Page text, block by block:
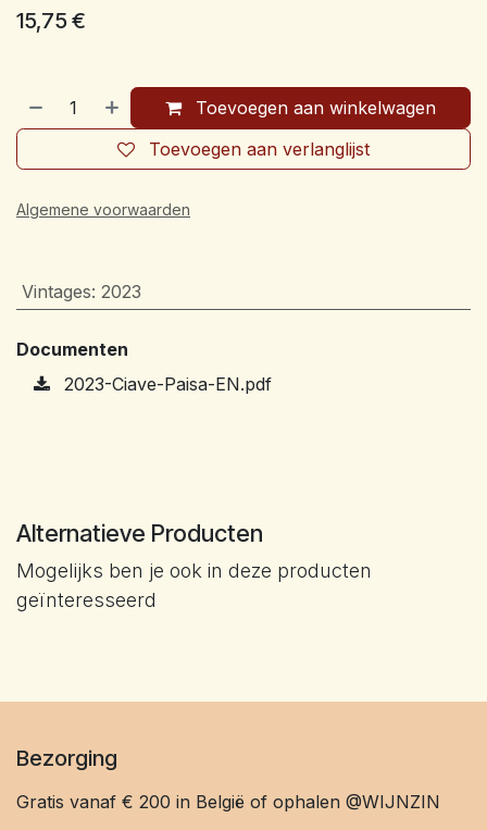
15,75 €
Toevoegen aan winkelwagen
Toevoegen aan verlanglijst
Algemene voorwaarden
Vintages: 2023
Documenten
2023-Ciave-Paisa-EN.pdf
Alternatieve Producten
Mogelijks ben je ook in deze producten
geïnteresseerd
Bezorging
Gratis vanaf € 200 in België of ophalen @WIJNZIN